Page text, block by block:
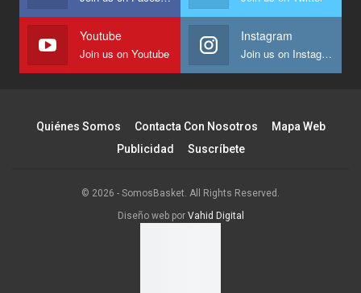
Youtube
Join us on Youtube
Instagram
Join us on Instagram
Quiénes Somos Contacta Con Nosotros
Mapa Web
Publicidad
Suscríbete
© 2026 - SomosBasket. All Rights Reserved.
Diseño web por Vahid Digital